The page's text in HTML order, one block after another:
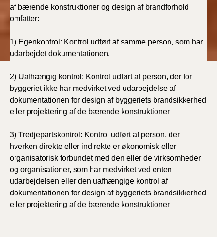
af bærende konstruktioner og design af brandforhold
omfatter:
1) Egenkontrol: Kontrol udført af samme person, som har
udarbejdet dokumentationen.
2) Uafhængig kontrol: Kontrol udført af person, der for
byggeriet ikke har medvirket ved udarbejdelse af
dokumentationen for design af byggeriets brandsikkerhed
eller projektering af de bærende konstruktioner.
3) Tredjepartskontrol: Kontrol udført af person, der
hverken direkte eller indirekte er økonomisk eller
organisatorisk forbundet med den eller de virksomheder
og organisationer, som har medvirket ved enten
udarbejdelsen eller den uafhængige kontrol af
dokumentationen for design af byggeriets brandsikkerhed
eller projektering af de bærende konstruktioner.